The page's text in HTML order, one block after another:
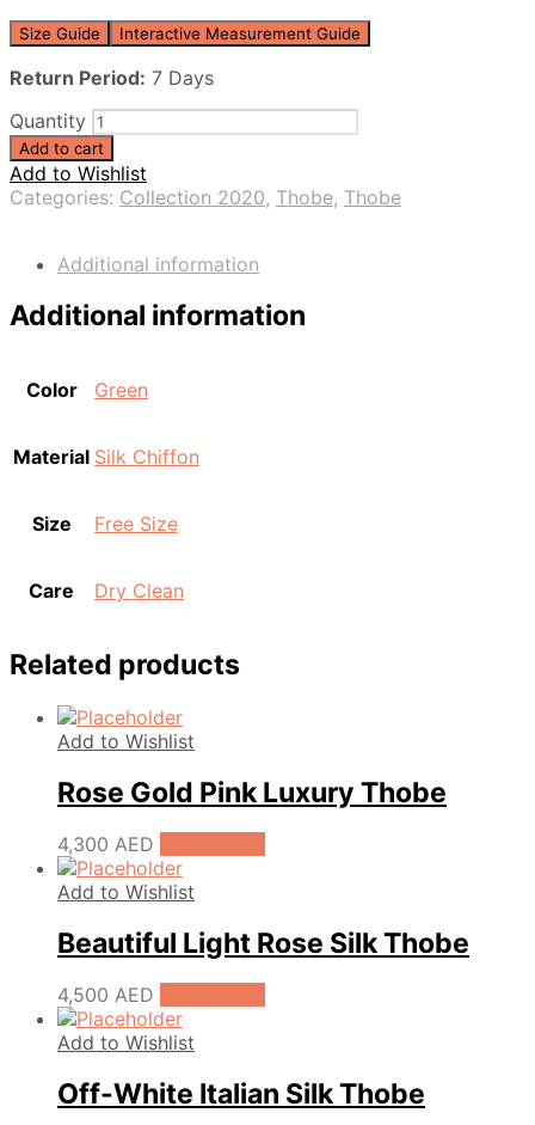
Size Guide Interactive Measurement Guide
Return Period: 7 Days
Quantity
Add to cart
Add to Wishlist
Categories: Collection 2020, Thobe, Thobe
Additional information
Additional information
Color Green
Material Silk Chiffon
Size Free Size
Care Dry Clean
Related products
Add to Wishlist
Rose Gold Pink Luxury Thobe
4,300 AED
Add to Wishlist
Beautiful Light Rose Silk Thobe
4,500 AED
Add to Wishlist
Off-White Italian Silk Thobe